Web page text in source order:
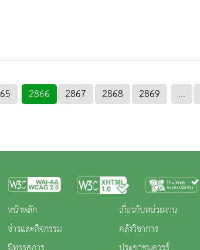
2866 2867 2868 2869 ...
หน้าหลัก
ข่าวและกิจกรรม
เกี่ยวกับหน่วยงาน
คลังวิชาการ